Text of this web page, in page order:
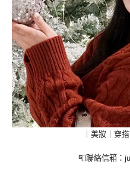
｜美妝｜穿
📮聯絡信箱：